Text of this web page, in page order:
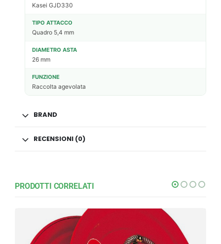
Kasei GJD330
TIPO ATTACCO
Quadro 5,4 mm
DIAMETRO ASTA
26 mm
FUNZIONE
Raccolta agevolata
BRAND
RECENSIONI (0)
PRODOTTI CORRELATI